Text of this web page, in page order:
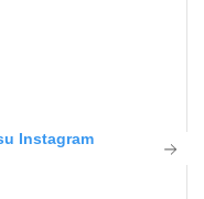
Instagram